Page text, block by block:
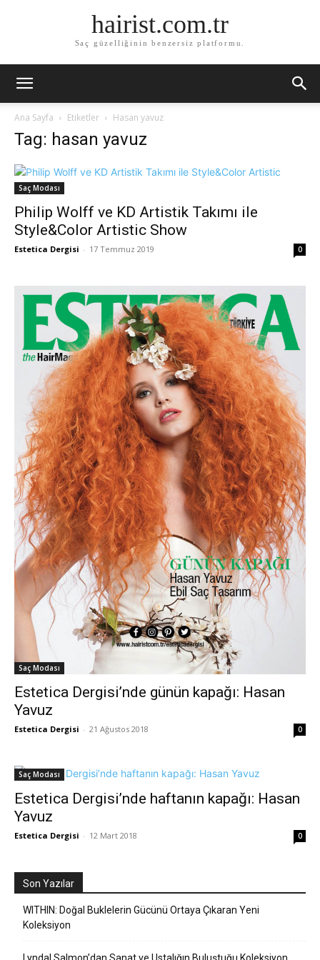
hairist.com.tr
Saç güzelliğinin benzersiz platformu.
Ana Sayfa Etiketler Hasan yavuz
Tag: hasan yavuz
Saç Modası
Philip Wolff ve KD Artistik Takımı ile
Style&Color Artistic Show
Estetica Dergisi - 17 Temmuz 2019 0
Saç Modası
Estetica Dergisi’nde günün kapağı: Hasan
Yavuz
Estetica Dergisi - 21 Ağustos 2018 0
Saç Modası
Estetica Dergisi’nde haftanın kapağı: Hasan
Yavuz
Estetica Dergisi - 12 Mart 2018 0
Son Yazılar
WITHIN: Doğal Buklelerin Gücünü Ortaya Çıkaran Yeni
Koleksiyon